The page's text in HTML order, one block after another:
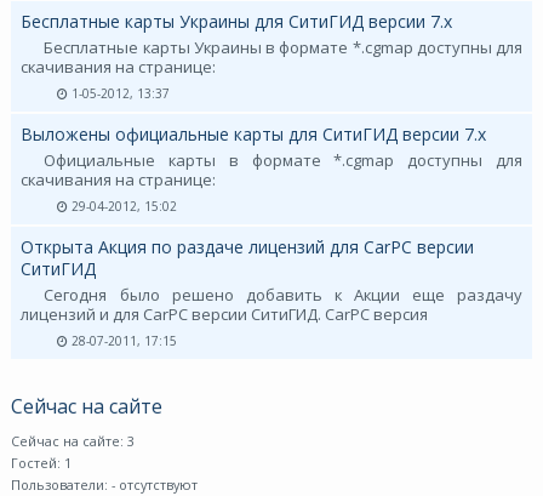
Бесплатные карты Украины для СитиГИД версии 7.х
Бесплатные карты Украины в формате *.cgmap доступны для
скачивания на странице:
1-05-2012, 13:37
Выложены официальные карты для СитиГИД версии 7.х
Официальные карты в формате *.cgmap доступны для
скачивания на странице:
29-04-2012, 15:02
Открыта Акция по раздаче лицензий для CarPC версии
СитиГИД
Сегодня было решено добавить к Акции еще раздачу
лицензий и для CarPC версии СитиГИД. CarPC версия
28-07-2011, 17:15
Сейчас на сайте
Сейчас на сайте: 3
Гостей: 1
Пользователи: - отсутствуют